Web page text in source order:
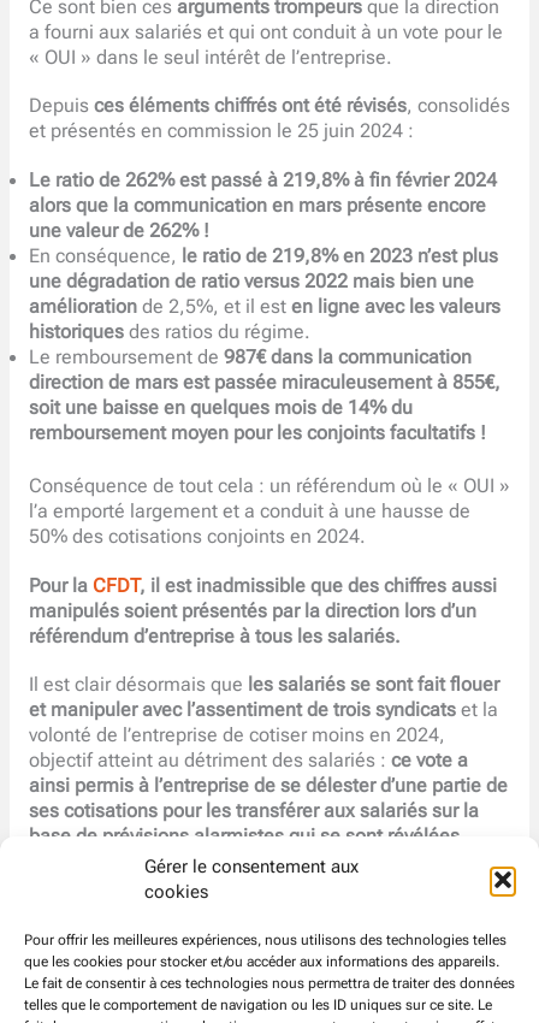
Gérer le consentement aux
cookies
Pour offrir les meilleures expériences, nous utilisons des technologies telles
que les cookies pour stocker et/ou accéder aux informations des appareils.
Le fait de consentir à ces technologies nous permettra de traiter des données
telles que le comportement de navigation ou les ID uniques sur ce site. Le
Ce sont bien ces arguments trompeursque la direction
a fourni aux salariés et qui ont conduit à un vote pour le
« OUI » dans le seul intérêt de l’entreprise.
Depuis ces éléments chiffrés ont été révisés, consolidés
et présentés en commission le 25 juin 2024 :
Le ratio de 262% est passé à 219,8% à fin février 2024
alors que la communication en mars présente encore
une valeur de 262% !
En conséquence, le ratio de 219,8% en 2023 n’est plus
une dégradation de ratio versus 2022 mais bien une
améliorationde 2,5%, et il est en ligne avec les valeurs
historiquesdes ratios du régime.
Le remboursement de 987€ dans la communication
direction de mars est passée miraculeusement à 855€,
soit une baisse en quelques mois de 14% du
remboursement moyen pour les conjoints facultatifs !
Conséquence de tout cela : un référendum où le « OUI »
l’a emporté largement et a conduit à une hausse de
50% des cotisations conjoints en 2024.
Pour la CFDT, il est inadmissible que des chiffres aussi
manipulés soient présentés par la direction lors d’un
référendum d’entreprise à tous les salariés.
Il est clair désormais que les salariés se sont fait flouer
et manipuler avec l’assentiment de trois syndicatset la
volonté de l’entreprise de cotiser moins en 2024,
objectif atteint au détriment des salariés : ce vote a
ainsi permis à l’entreprise de se délester d’une partie de
ses cotisations pour les transférer aux salariés sur la
base de prévisions alarmistes qui se sont révélées
complètement surévaluées !
que le taux de prise en charge des soins par le régime
se dégrade tout doucement mais régulièrement pour
deux raisons : la hausse du prix des soins d’une part et
surtout l’absence de politique salariale digne de ce nom